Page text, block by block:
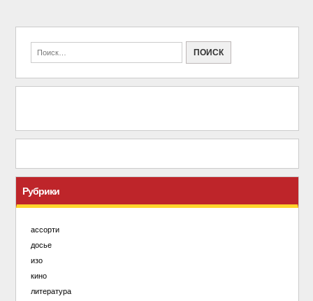
Рубрики
ассорти
досье
изо
кино
литература